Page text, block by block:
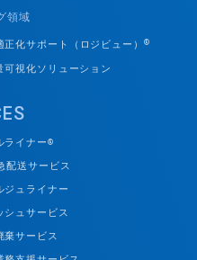
領域
正化サポート（ロジビュー） ®
可視化ソリューション
ライナー®
配送サービス
ジュライナー
シュサービス
棄サービス